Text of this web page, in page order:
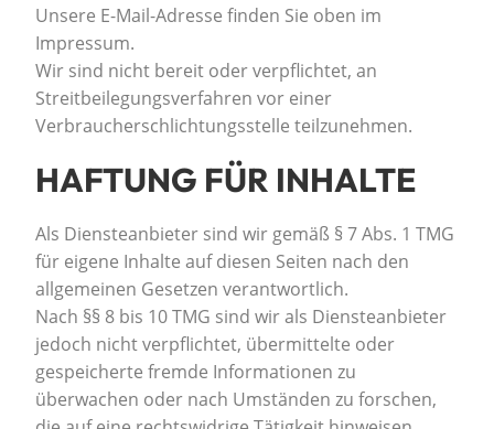
Unsere E-Mail-Adresse finden Sie oben im
Impressum.
Wir sind nicht bereit oder verpflichtet, an
Streitbeilegungsverfahren vor einer
Verbraucherschlichtungsstelle teilzunehmen.
HAFTUNG FÜR INHALTE
Als Diensteanbieter sind wir gemäß § 7 Abs. 1 TMG
für eigene Inhalte auf diesen Seiten nach den
allgemeinen Gesetzen verantwortlich.
Nach §§ 8 bis 10 TMG sind wir als Diensteanbieter
jedoch nicht verpflichtet, übermittelte oder
gespeicherte fremde Informationen zu
überwachen oder nach Umständen zu forschen,